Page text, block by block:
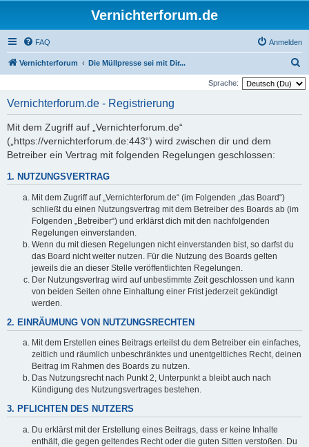
Vernichterforum.de
FAQ Anmelden
Vernichterforum Die Müllpresse sei mit Dir...
u
Sprache:
Vernichterforum.de - Registrierung
Mit dem Zugriff auf „Vernichterforum.de“
(„https://vernichterforum.de:443“) wird zwischen dir und dem
Betreiber ein Vertrag mit folgenden Regelungen geschlossen:
1. NUTZUNGSVERTRAG
Mit dem Zugriff auf „Vernichterforum.de“ (im Folgenden „das Board“)
schließt du einen Nutzungsvertrag mit dem Betreiber des Boards ab (im
Folgenden „Betreiber“) und erklärst dich mit den nachfolgenden
Regelungen einverstanden.
Wenn du mit diesen Regelungen nicht einverstanden bist, so darfst du
das Board nicht weiter nutzen. Für die Nutzung des Boards gelten
jeweils die an dieser Stelle veröffentlichten Regelungen.
Der Nutzungsvertrag wird auf unbestimmte Zeit geschlossen und kann
von beiden Seiten ohne Einhaltung einer Frist jederzeit gekündigt
werden.
2. EINRÄUMUNG VON NUTZUNGSRECHTEN
Mit dem Erstellen eines Beitrags erteilst du dem Betreiber ein einfaches,
zeitlich und räumlich unbeschränktes und unentgeltliches Recht, deinen
Beitrag im Rahmen des Boards zu nutzen.
Das Nutzungsrecht nach Punkt 2, Unterpunkt a bleibt auch nach
Kündigung des Nutzungsvertrages bestehen.
3. PFLICHTEN DES NUTZERS
Du erklärst mit der Erstellung eines Beitrags, dass er keine Inhalte
enthält, die gegen geltendes Recht oder die guten Sitten verstoßen. Du